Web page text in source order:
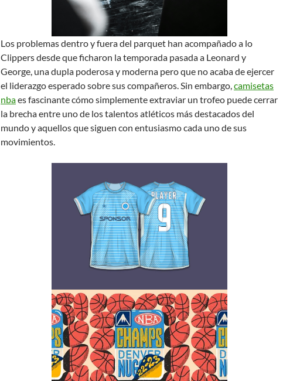
Los problemas dentro y fuera del parquet han acompañado a lo
Clippers desde que ficharon la temporada pasada a Leonard y
George, una dupla poderosa y moderna pero que no acaba de ejercer
el liderazgo esperado sobre sus compañeros. Sin embargo,camisetas
nbaes fascinante cómo simplemente extraviar un trofeo puede cerrar
la brecha entre uno de los talentos atléticos más destacados del
mundo y aquellos que siguen con entusiasmo cada uno de sus
movimientos.